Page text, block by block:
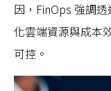
因，FinOps 強調
化雲端資源與成本
可控。